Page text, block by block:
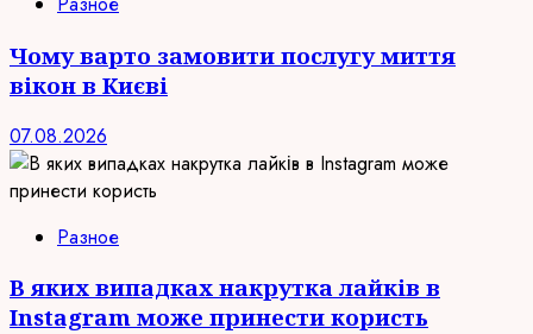
Чому варто замовити послугу миття
вікон в Києві
07.08.2026
Разное
В яких випадках накрутка лайків в
Instagram може принести користь